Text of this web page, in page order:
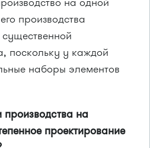
производства
поскольку у каждой
наборы элементов
на
проектирование